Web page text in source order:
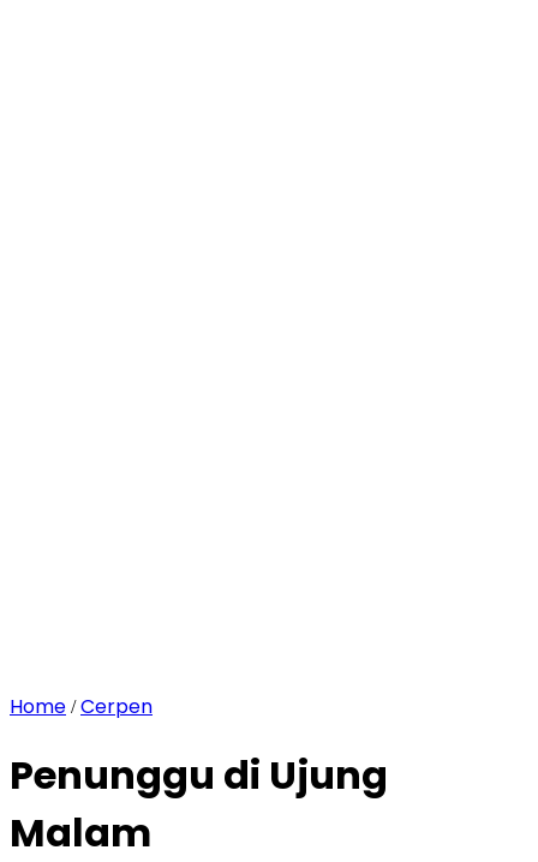
Home /Cerpen
Penunggu di Ujung
Malam